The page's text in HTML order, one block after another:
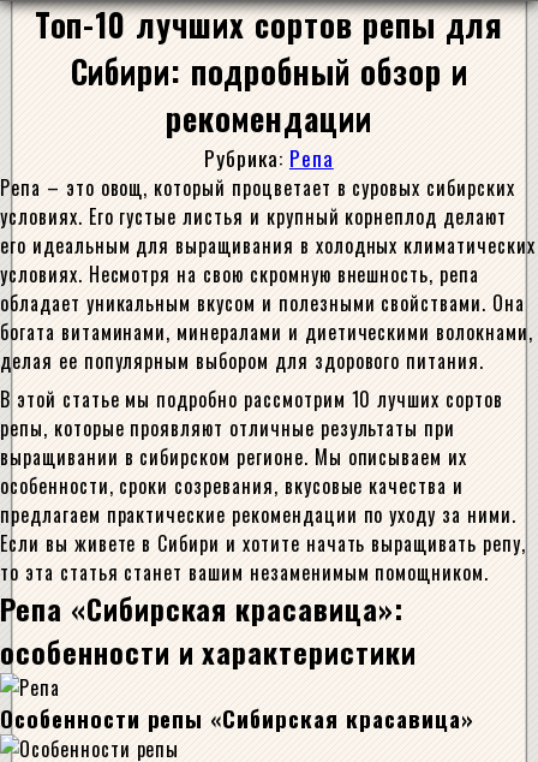
Топ-10 лучших сортов репы для
Сибири: подробный обзор и
рекомендации
Рубрика: Репа
Репа – это овощ, который процветает в суровых сибирских
условиях. Его густые листья и крупный корнеплод делают
его идеальным для выращивания в холодных климатических
условиях. Несмотря на свою скромную внешность, репа
обладает уникальным вкусом и полезными свойствами. Она
богата витаминами, минералами и диетическими волокнами,
делая ее популярным выбором для здорового питания.
В этой статье мы подробно рассмотрим 10 лучших сортов
репы, которые проявляют отличные результаты при
выращивании в сибирском регионе. Мы описываем их
особенности, сроки созревания, вкусовые качества и
предлагаем практические рекомендации по уходу за ними.
Если вы живете в Сибири и хотите начать выращивать репу,
то эта статья станет вашим незаменимым помощником.
Репа «Сибирская красавица»:
особенности и характеристики
Особенности репы «Сибирская красавица»